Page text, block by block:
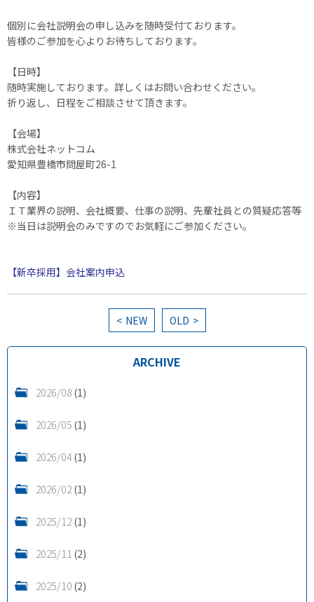
個別に会社説明会の申し込みを随時受付ております。
皆様のご参加を心よりお待ちしております。
【日時】
随時実施しております。詳しくはお問い合わせください。
折り返し、日程をご相談させて頂きます。
【会場】
株式会社ネットコム
愛知県豊橋市問屋町26-1
【内容】
ＩＴ業界の説明、会社概要、仕事の説明、先輩社員との質疑応答等
※当日は説明会のみですのでお気軽にご参加ください。
【新卒採用】会社案内申込
NEW OLD
ARCHIVE
2026/08(1)
2026/05(1)
2026/04(1)
2026/02(1)
2025/12(1)
2025/11(2)
2025/10(2)